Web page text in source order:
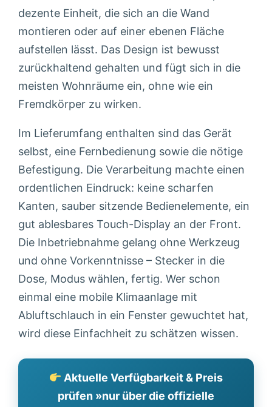
dezente Einheit, die sich an die Wand
montieren oder auf einer ebenen Fläche
aufstellen lässt. Das Design ist bewusst
zurückhaltend gehalten und fügt sich in die
meisten Wohnräume ein, ohne wie ein
Fremdkörper zu wirken.
Im Lieferumfang enthalten sind das Gerät
selbst, eine Fernbedienung sowie die nötige
Befestigung. Die Verarbeitung machte einen
ordentlichen Eindruck: keine scharfen
Kanten, sauber sitzende Bedienelemente, ein
gut ablesbares Touch-Display an der Front.
Die Inbetriebnahme gelang ohne Werkzeug
und ohne Vorkenntnisse – Stecker in die
Dose, Modus wählen, fertig. Wer schon
einmal eine mobile Klimaanlage mit
Abluftschlauch in ein Fenster gewuchtet hat,
wird diese Einfachheit zu schätzen wissen.
Aktuelle Verfügbarkeit & Preis
prüfen »nur über die offizielle